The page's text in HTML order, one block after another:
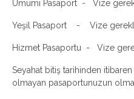
Umumi Pasaport -
Yeşil Pasaport - Vize
Hizmet Pasaportu - Vize
Seyahat bitiş tarihinden
olmayan pasaportunuzun